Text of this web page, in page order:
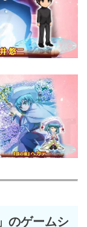
のゲームシ